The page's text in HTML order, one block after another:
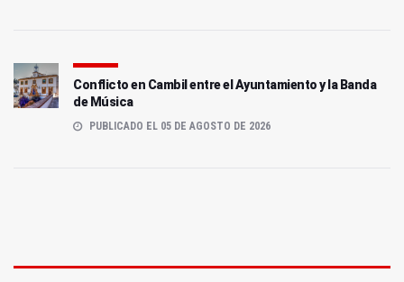
Conflicto en Cambil entre el Ayuntamiento y la Banda
de Música
PUBLICADO EL 05 DE AGOSTO DE 2026